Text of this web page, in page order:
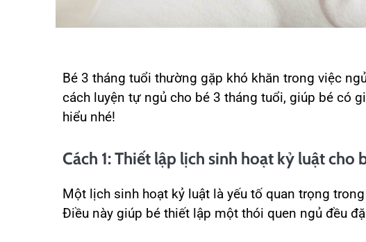
Bé 3 tháng tuổi thường gặp khó khăn trong việc
cách luyện tự ngủ cho bé 3 tháng tuổi, giúp bé có
hiểu nhé!
Cách 1: Thiết lập lịch sinh hoạt kỷ luật cho
Một lịch sinh hoạt kỷ luật là yếu tố quan trọng
Điều này giúp bé thiết lập một thói quen ngủ đều